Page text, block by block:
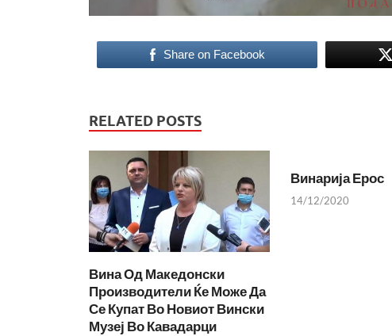
Share on Facebook
RELATED POSTS
Вина Од Македонски
Производители Ќе Може Да
Се Купат Во Новиот Вински
Музеј Во Кавадарци
Винарија Ерос
14/12/2020